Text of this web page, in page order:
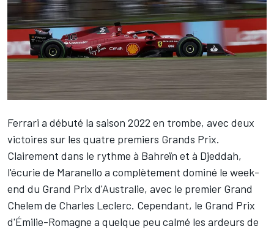
Ferrari a débuté la saison 2022 en trombe, avec deux
victoires sur les quatre premiers Grands Prix.
Clairement dans le rythme à Bahreïn et à Djeddah,
l'écurie de Maranello a complètement dominé le week-
end du Grand Prix d'Australie, avec le premier Grand
Chelem de Charles Leclerc. Cependant, le Grand Prix
d'Émilie-Romagne a quelque peu calmé les ardeurs de